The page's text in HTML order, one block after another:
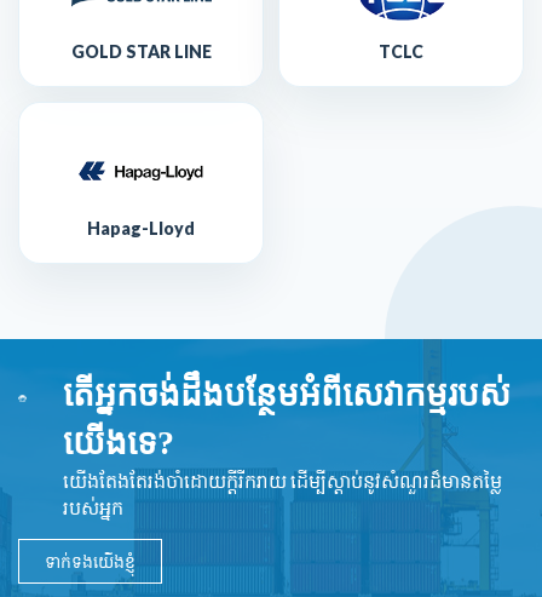
GOLD STAR LINE TCLC
Hapag-Lloyd
តើអ្នកចង់ដឹងបន្ថែមអំពីសេវាកម្មរបស់
យើងទេ?
យើងតែងតែរង់ចាំដោយក្ដីរីករាយ ដើម្បីស្តាប់នូវ​សំណួរដ៏​មានតម្លៃ
របស់អ្នក
ទាក់ទងយើងខ្ញុំ